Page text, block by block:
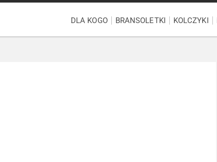
DLA KOGO BRANSOLETKI KOLCZYKI